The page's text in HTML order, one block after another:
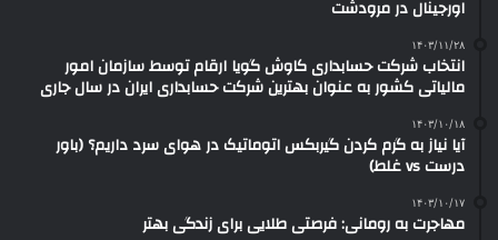
اورجینال در مرودشت
۱۴۰۳/۱۱/۲۸
انتخاب شرکت حسابداری کاوش گویا ارقام توسط سازمان امور
مالیاتی کشور به عنوان بهترین شرکت حسابداری ایران در سال جاری
۱۴۰۳/۱۰/۱۸
آیا نیاز به گرم کردن گیربکس اتوماتیک در هوای سرد داریم؟ (باور
درست vs غلط)
۱۴۰۳/۱۰/۱۷
مهاجرت به رومانی: فرصتی طلایی برای زندگی بهتر